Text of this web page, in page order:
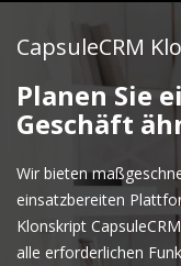
CapsuleCRM
Planen Sie
Geschäft
Wir bieten
einsatzbereiten
Klonskript
alle erforderlichen